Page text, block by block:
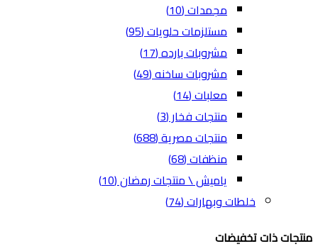
مجمدات(10)
مستلزمات حلويات(95)
مشروبات بارده(17)
مشروبات ساخنه(49)
معلبات(14)
منتجات فخار(3)
منتجات مصرية(688)
منظفات(68)
ياميش \ منتجات رمضان(10)
خلطات وبهارات(74)
منتجات ذات تخفيضات